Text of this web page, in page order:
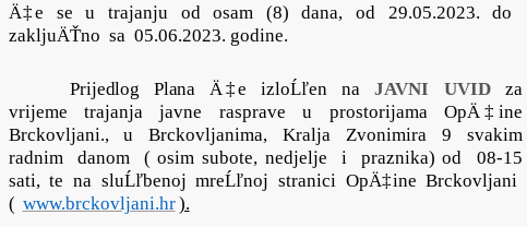
Ä‡e se u trajanju od osam (8) dana, od 29.05.2023.
do
zakljuÄŤno sa 05.06.2023. godine.
Prijedlog Plana Ä‡e izloĹľen na JAVNI UVID
za
vrijeme
trajanja javne rasprave u prostorijama
OpÄ‡ine
Brckovljani.,
u Brckovljanima, Kralja Zvonimira 9
svakim
radnim
danom ( osim subote, nedjelje i praznika) od
08-15
sati, te na sluĹľbenoj mreĹľnoj stranici OpÄ‡ine Brckovljani
( www.brckovljani.hr).